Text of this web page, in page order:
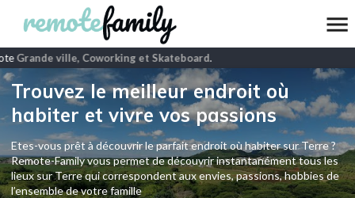
Grande ville, Coworking et Skateboard.
Trouvez le meilleur endroit où
habiter et vivre vos passions
Etes-vous prêt à découvrir le parfait endroit où habiter sur Terre ?
Remote-Family vous permet de découvrir instantanément tous les
lieux sur Terre qui correspondent aux envies, passions, hobbies de
l’ensemble de votre famille